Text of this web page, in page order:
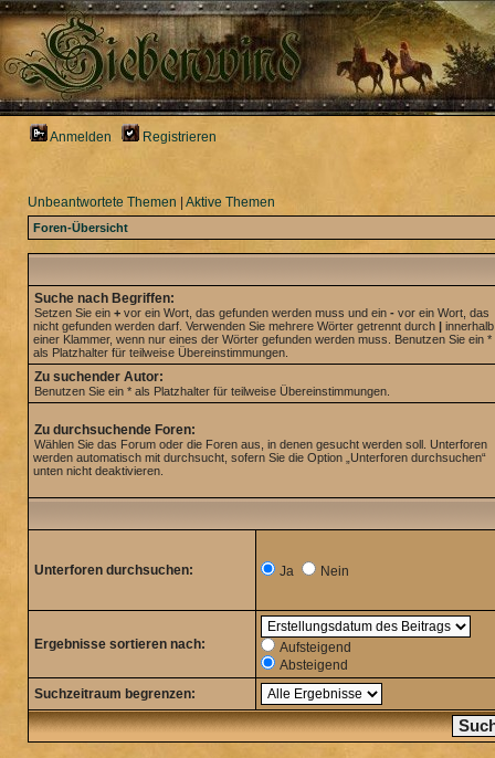
Anmelden Registrieren
Unbeantwortete Themen Aktive Themen
Foren-Übersicht
Suche nach Begriffen:
Setzen Sie ein + vor ein Wort, das gefunden werden muss und ein - vor ein Wort, das
nicht gefunden werden darf. Verwenden Sie mehrere Wörter getrennt durch | innerhalb
einer Klammer, wenn nur eines der Wörter gefunden werden muss. Benutzen Sie ein *
als Platzhalter für teilweise Übereinstimmungen.
Zu suchender Autor:
Benutzen Sie ein * als Platzhalter für teilweise Übereinstimmungen.
Zu durchsuchende Foren:
Wählen Sie das Forum oder die Foren aus, in denen gesucht werden soll. Unterforen
werden automatisch mit durchsucht, sofern Sie die Option „Unterforen durchsuchen“
unten nicht deaktivieren.
Unterforen durchsuchen: Ja Nein
Ergebnisse sortieren nach:
Aufsteigend
Absteigend
Suchzeitraum begrenzen: